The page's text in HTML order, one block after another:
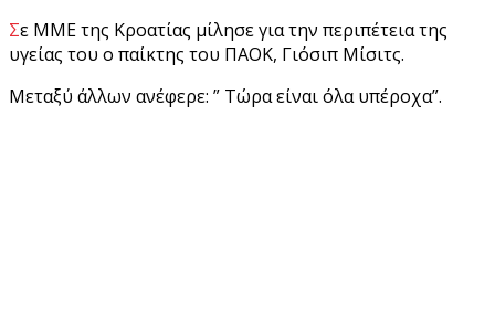
Σε ΜΜΕ της Κροατίας μίλησε για την περιπέτεια της
υγείας του ο παίκτης του ΠΑΟΚ, Γιόσιπ Μίσιτς.
Μεταξύ άλλων ανέφερε: ” Τώρα είναι όλα υπέροχα”.